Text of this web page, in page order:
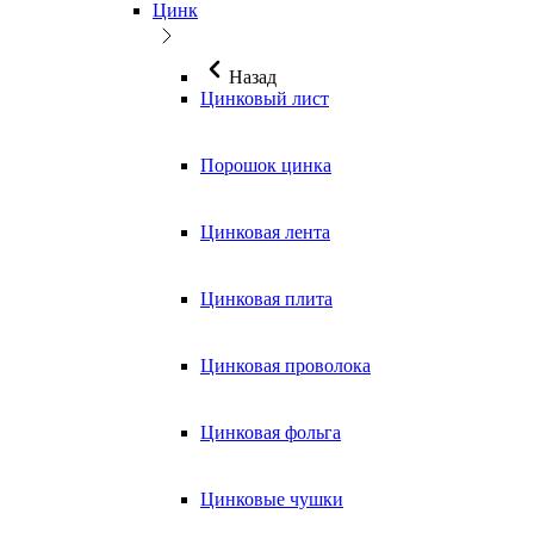
Цинк
Назад
Цинковый лист
Порошок цинка
Цинковая лента
Цинковая плита
Цинковая проволока
Цинковая фольга
Цинковые чушки